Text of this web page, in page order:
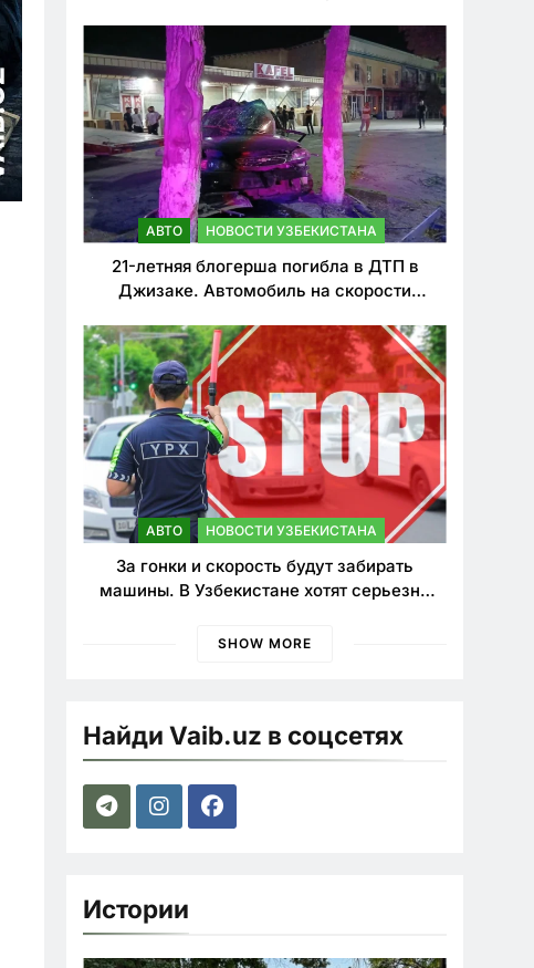
нарушителей ПДД
АВТО НОВОСТИ УЗБЕКИСТАНА
21-летняя блогерша погибла в ДТП в
Джизаке. Автомобиль на скорости
АВТО НОВОСТИ УЗБЕКИСТАНА
За гонки и скорость будут забирать
машины. В Узбекистане хотят серьезно
SHOW MORE
Найди Vaib.uz в соцсетях
Истории